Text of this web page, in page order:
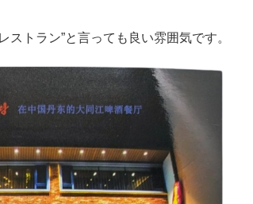
トラン”と言っても良い雰囲気です。